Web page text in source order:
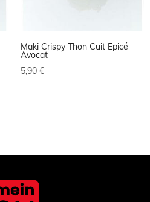
Maki Crispy Thon Cuit Epicé
Avocat
5,90 €